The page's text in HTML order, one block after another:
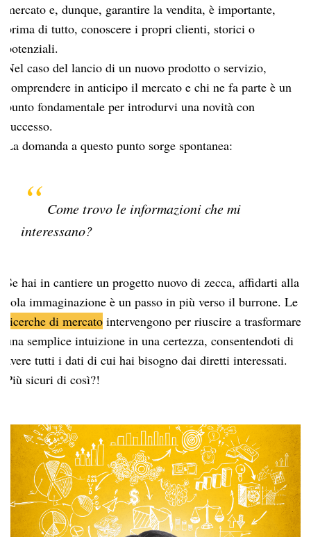
mercato e, dunque, garantire la vendita, è importante,
prima di tutto, conoscere i propri clienti, storici o
potenziali.
Nel caso del lancio di un nuovo prodotto o servizio,
comprendere in anticipo il mercato e chi ne fa parte è un
punto fondamentale per introdurvi una novità con
successo.
La domanda a questo punto sorge spontanea:
Come trovo le informazioni che mi
interessano?
Se hai in cantiere un progetto nuovo di zecca, affidarti alla
sola immaginazione è un passo in più verso il burrone. Le
ricerche di mercato intervengono per riuscire a trasformare
una semplice intuizione in una certezza, consentendoti di
avere tutti i dati di cui hai bisogno dai diretti interessati.
Più sicuri di così?!